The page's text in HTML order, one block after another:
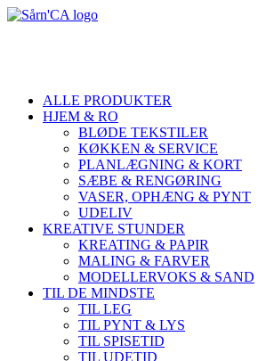
ALLE PRODUKTER
HJEM & RO
BLØDE TEKSTILER
KØKKEN & SERVICE
PLANLÆGNING & KORT
SÆBE & RENGØRING
VASER, OPHÆNG & PYNT
UDELIV
KREATIVE STUNDER
KREATING & PAPIR
MALING & FARVER
MODELLERVOKS & SAND
TIL DE MINDSTE
TIL LEG
TIL PYNT & LYS
TIL SPISETID
TIL UDETID